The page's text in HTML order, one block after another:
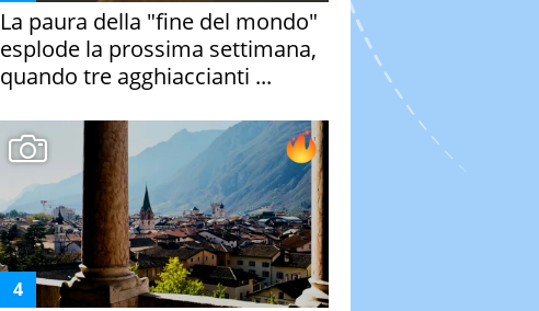
La paura della "fine del mondo"
esplode la prossima settimana,
quando tre agghiaccianti ...